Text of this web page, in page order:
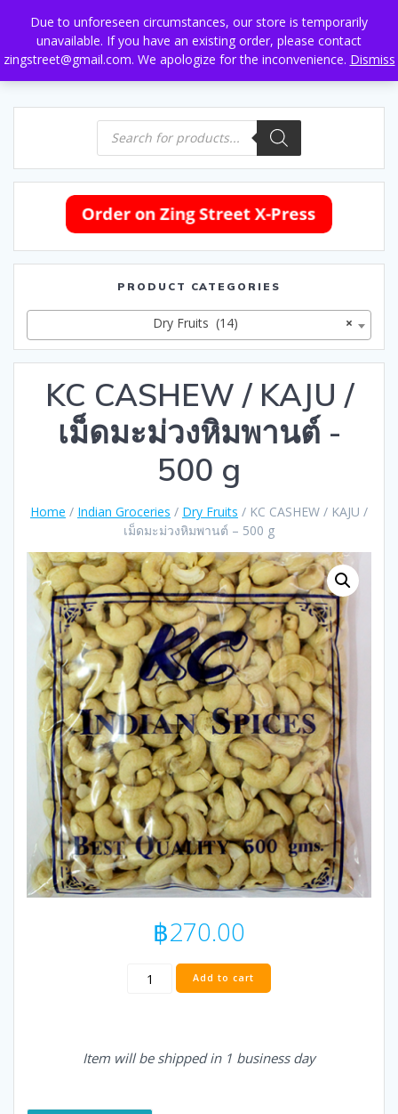
Due to unforeseen circumstances, our store is temporarily
unavailable. If you have an existing order, please contact
zingstreet@gmail.com. We apologize for the inconvenience. Dismiss
to
content
Products
search
PRODUCT CATEGORIES
×
Dry Fruits (14)
KC CASHEW / KAJU /
เม็ดมะม่วงหิมพานต์ -
500 g
Home / Indian Groceries / Dry Fruits / KC CASHEW / KAJU /
เม็ดมะม่วงหิมพานต์ – 500 g
฿270.00
KC
CASHEW
เม็ด
Add to cart
Item will be shipped in 1 business day